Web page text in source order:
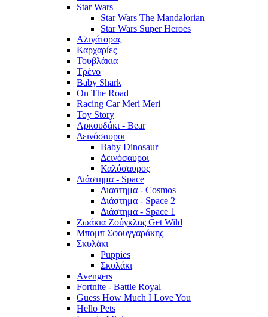
Star Wars
Star Wars The Mandalorian
Star Wars Super Heroes
Αλιγάτορας
Καρχαρίες
Τουβλάκια
Τρένο
Baby Shark
On The Road
Racing Car Meri Meri
Toy Story
Αρκουδάκι - Bear
Δεινόσαυροι
Baby Dinosaur
Δεινόσαυροι
Καλόσαυρος
Διάστημα - Space
Διαστημα - Cosmos
Διάστημα - Space 2
Διάστημα - Space 1
Ζωάκια Ζούγκλας Get Wild
Μπομπ Σφουγγαράκης
Σκυλάκι
Puppies
Σκυλάκι
Avengers
Fortnite - Battle Royal
Guess How Much I Love You
Hello Pets